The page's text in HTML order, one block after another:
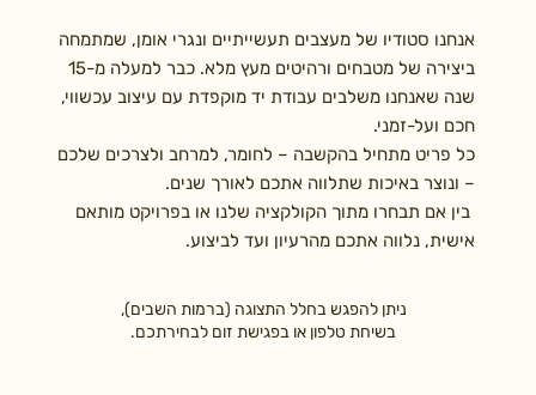
אנחנו סטודיו של מעצבים תעשייתיים ונגרי אומן, שמתמחה
ביצירה של מטבחים ורהיטים מעץ מלא. כבר למעלה מ-15
שנה שאנחנו משלבים עבודת יד מוקפדת עם עיצוב עכשווי,
חכם ועל-זמני.
כל פריט מתחיל בהקשבה – לחומר, למרחב ולצרכים שלכם
– ונוצר באיכות שתלווה אתכם לאורך שנים.
בין אם תבחרו מתוך הקולקציה שלנו או בפרויקט מותאם
אישית, נלווה אתכם מהרעיון ועד לביצוע.
ניתן להפגש בחלל התצוגה (ברמות השבים),
בשיחת טלפון או בפגישת זום לבחירתכם.